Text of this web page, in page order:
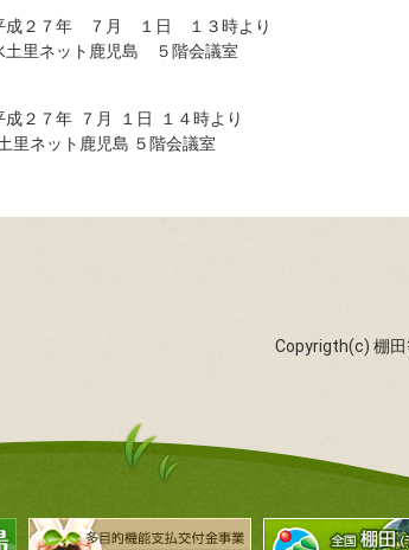
２７年 ７月 １日 １３時より
里ネット鹿児島 ５階会議室
２７年 ７月 １日 １４時より
ネット鹿児島 ５階会議室
Copyrigth(c) 棚